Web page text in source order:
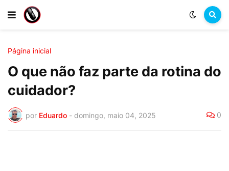
Página inicial
O que não faz parte da rotina do
cuidador?
por Eduardo - domingo, maio 04, 2025 0